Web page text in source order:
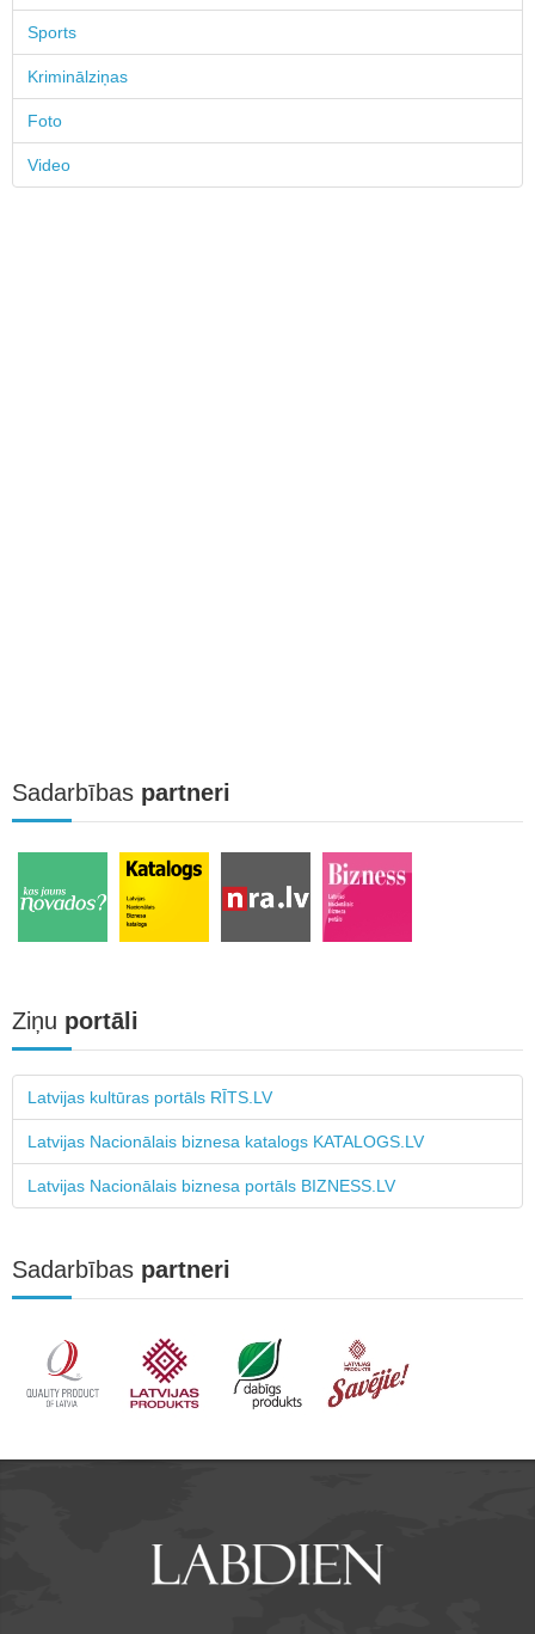
Sports
Kriminālziņas
Foto
Video
Sadarbības partneri
Ziņu portāli
Latvijas kultūras portāls RĪTS.LV
Latvijas Nacionālais biznesa katalogs KATALOGS.LV
Latvijas Nacionālais biznesa portāls BIZNESS.LV
Sadarbības partneri